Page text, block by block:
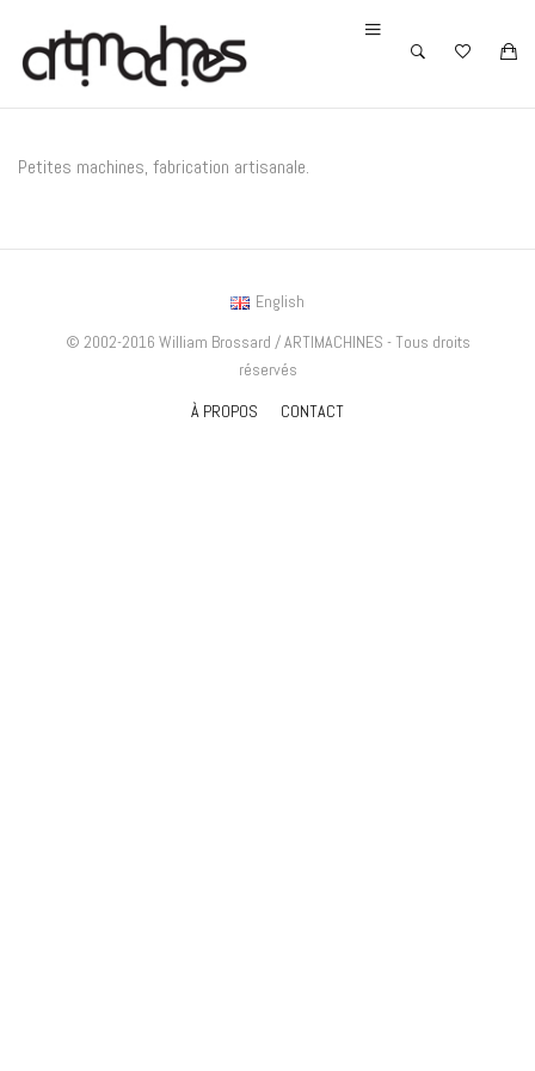
Petites machines, fabrication artisanale.
English
© 2002-2016 William Brossard / ARTIMACHINES - Tous droits
réservés
À PROPOS
CONTACT